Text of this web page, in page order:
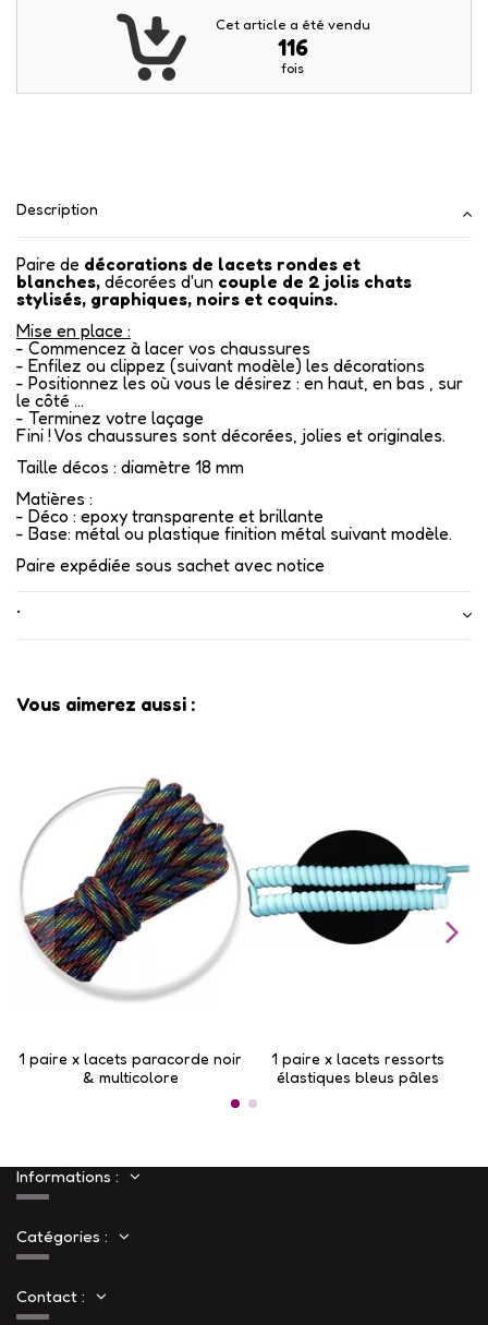
Cet article a été vendu
116
fois
Description
Paire de décorations de lacets rondes et
blanches, décorées d'un couple de 2 jolis chats
stylisés, graphiques, noirs et coquins.
Mise en place :
- Commencez à lacer vos chaussures
- Enfilez ou clippez (suivant modèle) les décorations
- Positionnez les où vous le désirez : en haut, en bas , sur
le côté ...
- Terminez votre laçage
Fini ! Vos chaussures sont décorées, jolies et originales.
Taille décos : diamètre 18 mm
Matières :
- Déco : epoxy transparente et brillante
- Base: métal ou plastique finition métal suivant modèle.
Paire expédiée sous sachet avec notice
•
Vous aimerez aussi :
1 paire x lacets paracorde noir
& multicolore
1 paire x lacets ressorts
élastiques bleus pâles
Informations :
Catégories :
Contact :